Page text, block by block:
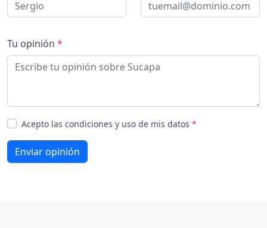
Tu opinión *
Acepto las condiciones y uso de mis datos *
Enviar opinión